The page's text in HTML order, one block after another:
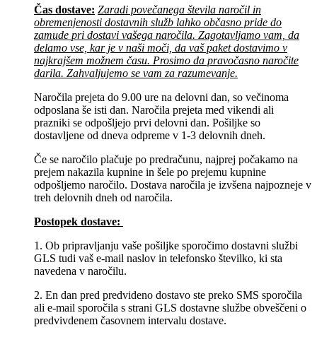
Čas dostave: Zaradi povečanega števila naročil in
obremenjenosti dostavnih služb lahko občasno pride do
zamude pri dostavi vašega naročila. Zagotavljamo vam, da
delamo vse, kar je v naši moči, da vaš paket dostavimo v
najkrajšem možnem času. Prosimo da pravočasno naročite
darila. Zahvaljujemo se vam za razumevanje.
Naročila prejeta do 9.00 ure na delovni dan, so večinoma
odposlana še isti dan. Naročila prejeta med vikendi ali
prazniki se odpošljejo prvi delovni dan. Pošiljke so
dostavljene od dneva odpreme v 1-3 delovnih dneh.
Če se naročilo plačuje po predračunu, najprej počakamo na
prejem nakazila kupnine in šele po prejemu kupnine
odpošljemo naročilo. Dostava naročila je izvšena najpozneje v
treh delovnih dneh od naročila.
Postopek dostave:
1. Ob pripravljanju vaše pošiljke sporočimo dostavni službi
GLS tudi vaš e-mail naslov in telefonsko številko, ki sta
navedena v naročilu.
2. En dan pred predvideno dostavo ste preko SMS sporočila
ali e-mail sporočila s strani GLS dostavne službe obveščeni o
predvivdenem časovnem intervalu dostave.